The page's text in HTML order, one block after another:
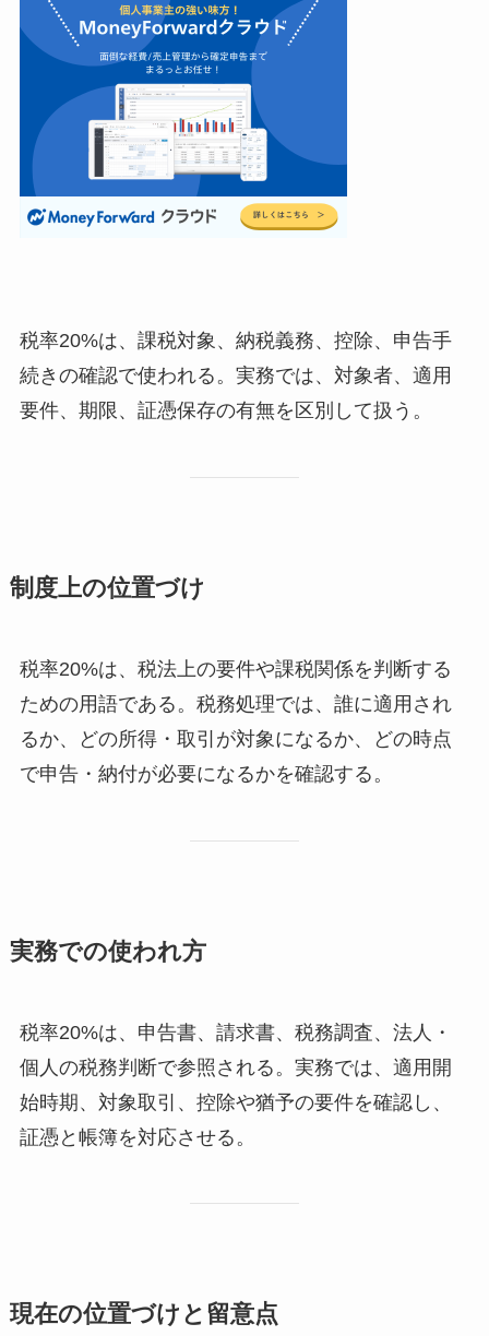
税率20%は、課税対象、納税義務、控除、申告手
続きの確認で使われる。実務では、対象者、適用
要件、期限、証憑保存の有無を区別して扱う。
制度上の位置づけ
税率20%は、税法上の要件や課税関係を判断する
ための用語である。税務処理では、誰に適用され
るか、どの所得・取引が対象になるか、どの時点
で申告・納付が必要になるかを確認する。
実務での使われ方
税率20%は、申告書、請求書、税務調査、法人・
個人の税務判断で参照される。実務では、適用開
始時期、対象取引、控除や猶予の要件を確認し、
証憑と帳簿を対応させる。
現在の位置づけと留意点